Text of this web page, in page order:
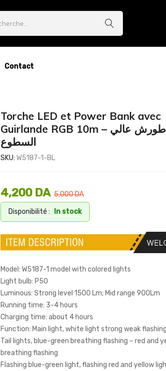
Contact
Torche LED et Power Bank avec
Guirlande RGB 10m – مصباح طورش عالي
السطوع
SKU: W5187-1-BL
5,000DA
4,200 DA
Disponibilité : In stock
Model: W5187-1 model with colored lights
Light bulb: P50
Luminous: Strong level 1500 Lm; Mid range 900Lm
Running time: 3-4 hours
Charging time: about 4 hours
Function: Main light, white light strong weak flashing
Tail lights, blue-green breathing flashing – red and
breathing flashing
Flashing blue-green light, flashing red and yellow